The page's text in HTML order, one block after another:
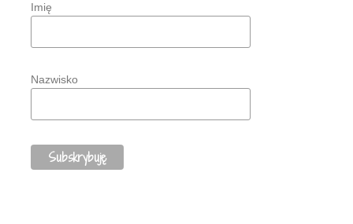
Imię
Nazwisko